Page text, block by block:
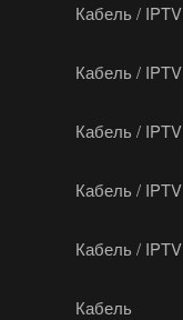
Кабель / IPTV
Кабель / IPTV
Кабель / IPTV
Кабель / IPTV
Кабель / IPTV
Кабель